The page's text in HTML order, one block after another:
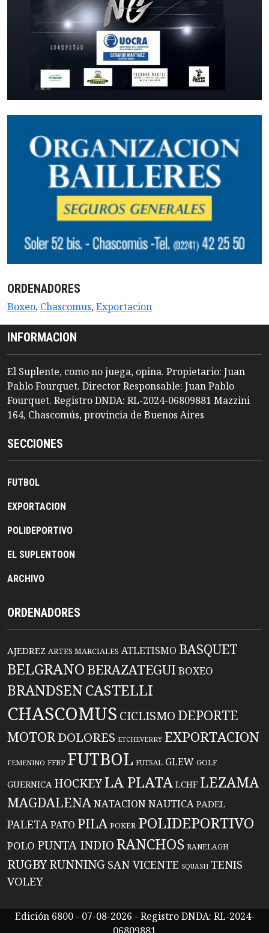
ORDENADORES
Boxeo, Chascomus,Exportacion
INFORMACION
El Suplente, como no juega, opina. Propietario: Juan
Pablo Fourquet. Director Responsable: Juan Pablo
Fourquet. Registro DNDA: RL-2024-06809881 Mazzini
164, Chascomús, provincia de Buenos Aires
SECCIONES
FUTBOL
EXPORTACION
POLIDEPORTIVO
EL SUPLENTOON
ARCHIVO
ORDENADORES
AJEDREZ ARTES MARCIALES ATLETISMO BASQUET
BELGRANO BERAZATEGUIBOXEO
BRANDSENCASTELLI
CHASCOMUS CICLISMO DEPORTE
MOTORDOLORES ETCHEVERRY EXPORTACION
FEMENINO FFBP FUTBOL FUTSAL GLEW GOLF
GUERNICA HOCKEYLA PLATA LCHF LEZAMA
MAGDALENANATACIONNAUTICA PADEL
PALETAPATO PILA POKER POLIDEPORTIVO
POLO PUNTA INDIO RANCHOS RANELAGH
RUGBYRUNNING SAN VICENTE SQUASH TENIS
VOLEY
Edición 6800 - 07-08-2026 - Registro DNDA: RL-2024-